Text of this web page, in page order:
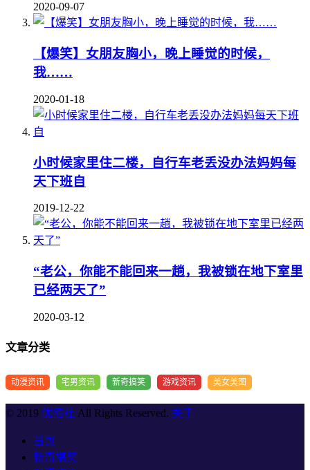
2020-09-07
【爆笑】女朋友胸小，晚上睡觉的时候，
我……
2020-01-18
小时候家里住二楼，自行车老丢没办法妈妈每
天下班自
2019-12-22
“老公，你能不能回来一趟，我被锁在地下室里
已经两天了”
2020-03-12
文章分类
动漫资讯 宅男资讯 新奇搞笑 游戏资讯 美女美图
© 2019 优宅社 All Rights Reserved. 关于
首页
新奇搞笑